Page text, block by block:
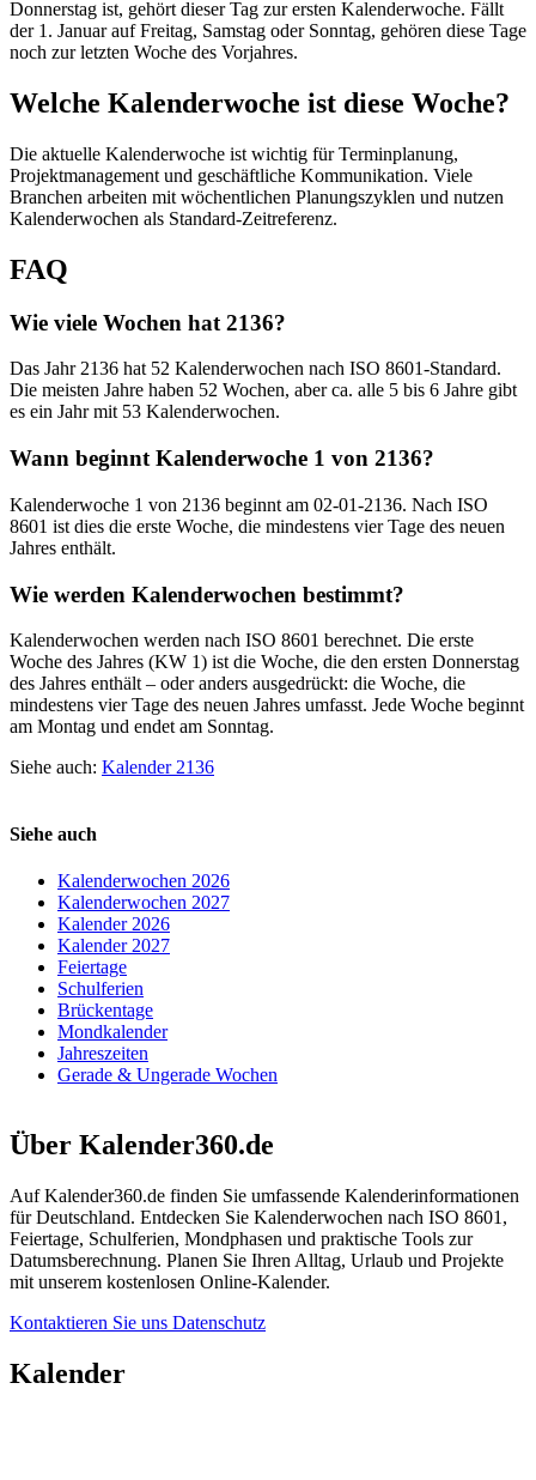
Donnerstag ist, gehört dieser Tag zur ersten Kalenderwoche. Fällt
der 1. Januar auf Freitag, Samstag oder Sonntag, gehören diese Tage
noch zur letzten Woche des Vorjahres.
Welche Kalenderwoche ist diese Woche?
Die aktuelle Kalenderwoche ist wichtig für Terminplanung,
Projektmanagement und geschäftliche Kommunikation. Viele
Branchen arbeiten mit wöchentlichen Planungszyklen und nutzen
Kalenderwochen als Standard-Zeitreferenz.
FAQ
Wie viele Wochen hat 2136?
Das Jahr 2136 hat 52 Kalenderwochen nach ISO 8601-Standard.
Die meisten Jahre haben 52 Wochen, aber ca. alle 5 bis 6 Jahre gibt
es ein Jahr mit 53 Kalenderwochen.
Wann beginnt Kalenderwoche 1 von 2136?
Kalenderwoche 1 von 2136 beginnt am 02-01-2136. Nach ISO
8601 ist dies die erste Woche, die mindestens vier Tage des neuen
Jahres enthält.
Wie werden Kalenderwochen bestimmt?
Kalenderwochen werden nach ISO 8601 berechnet. Die erste
Woche des Jahres (KW 1) ist die Woche, die den ersten Donnerstag
des Jahres enthält – oder anders ausgedrückt: die Woche, die
mindestens vier Tage des neuen Jahres umfasst. Jede Woche beginnt
am Montag und endet am Sonntag.
Siehe auch: Kalender 2136
Siehe auch
Kalenderwochen 2026
Kalenderwochen 2027
Kalender 2026
Kalender 2027
Feiertage
Schulferien
Brückentage
Mondkalender
Jahreszeiten
Gerade & Ungerade Wochen
Über Kalender360.de
Auf Kalender360.de finden Sie umfassende Kalenderinformationen
für Deutschland. Entdecken Sie Kalenderwochen nach ISO 8601,
Feiertage, Schulferien, Mondphasen und praktische Tools zur
Datumsberechnung. Planen Sie Ihren Alltag, Urlaub und Projekte
mit unserem kostenlosen Online-Kalender.
Kontaktieren Sie uns Datenschutz
Kalender